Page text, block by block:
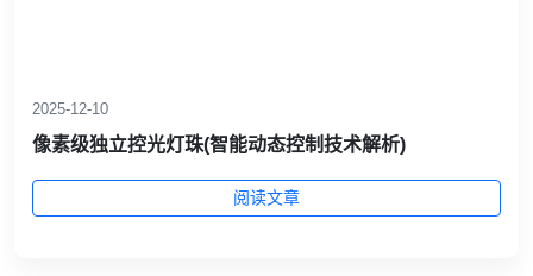
2025-12-10
像素级独立控光灯珠(智能动态控制技术解析)
阅读文章